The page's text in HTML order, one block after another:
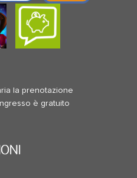
la prenotazione
è gratuito